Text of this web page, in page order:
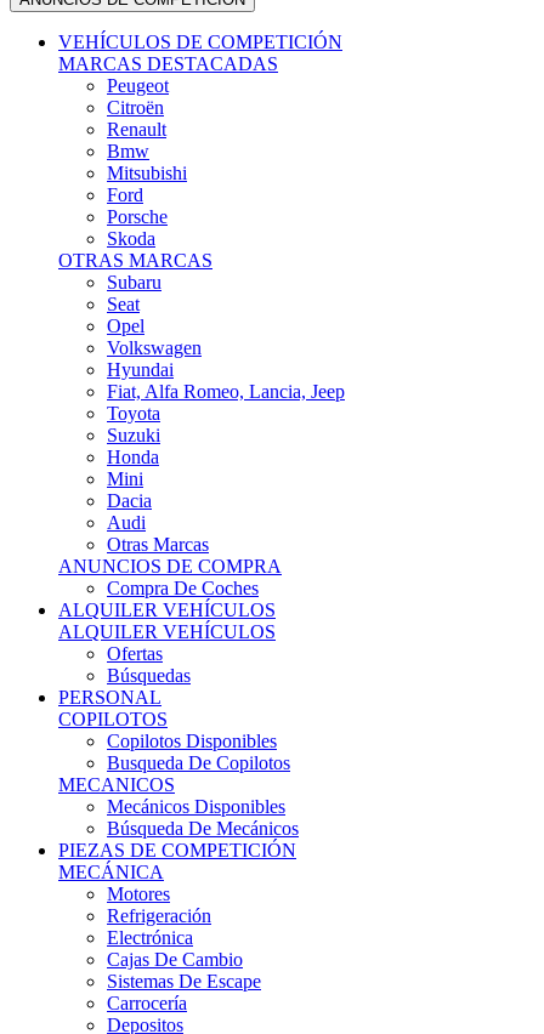
VEHÍCULOS DE COMPETICIÓN
MARCAS DESTACADAS
Peugeot
Citroën
Renault
Bmw
Mitsubishi
Ford
Porsche
Skoda
OTRAS MARCAS
Subaru
Seat
Opel
Volkswagen
Hyundai
Fiat, Alfa Romeo, Lancia, Jeep
Toyota
Suzuki
Honda
Mini
Dacia
Audi
Otras Marcas
ANUNCIOS DE COMPRA
Compra De Coches
ALQUILER VEHÍCULOS
ALQUILER VEHÍCULOS
Ofertas
Búsquedas
PERSONAL
COPILOTOS
Copilotos Disponibles
Busqueda De Copilotos
MECANICOS
Mecánicos Disponibles
Búsqueda De Mecánicos
PIEZAS DE COMPETICIÓN
MECÁNICA
Motores
Refrigeración
Electrónica
Cajas De Cambio
Sistemas De Escape
Carrocería
Depositos
Suspensiones